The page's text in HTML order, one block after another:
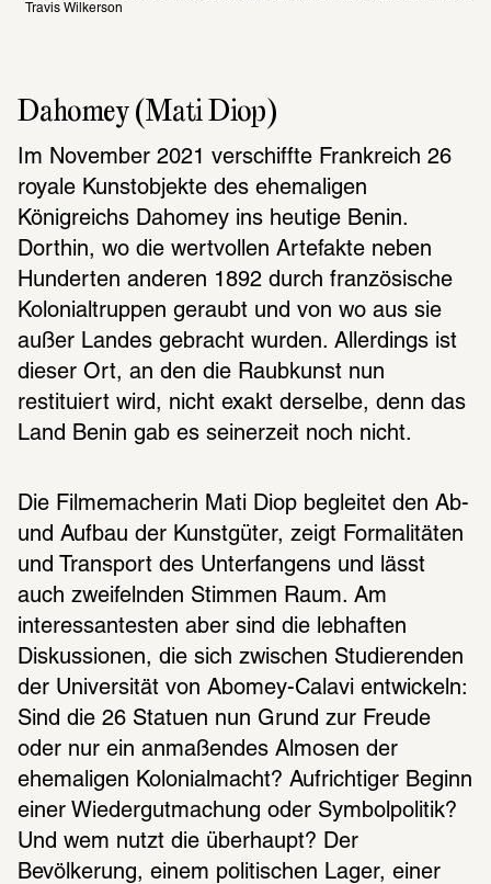
Travis Wilkerson
Dahomey (Mati Diop)
Im November 2021 verschiffte Frankreich 26
royale Kunstobjekte des ehemaligen
Königreichs Dahomey ins heutige Benin.
Dorthin, wo die wertvollen Artefakte neben
Hunderten anderen 1892 durch französische
Kolonialtruppen geraubt und von wo aus sie
außer Landes gebracht wurden. Allerdings ist
dieser Ort, an den die Raubkunst nun
restituiert wird, nicht exakt derselbe, denn das
Land Benin gab es seinerzeit noch nicht.
Die Filmemacherin Mati Diop begleitet den Ab-
und Aufbau der Kunstgüter, zeigt Formalitäten
und Transport des Unterfangens und lässt
auch zweifelnden Stimmen Raum. Am
interessantesten aber sind die lebhaften
Diskussionen, die sich zwischen Studierenden
der Universität von Abomey-Calavi entwickeln:
Sind die 26 Statuen nun Grund zur Freude
oder nur ein anmaßendes Almosen der
ehemaligen Kolonialmacht? Aufrichtiger Beginn
einer Wiedergutmachung oder Symbolpolitik?
Und wem nutzt die überhaupt? Der
Bevölkerung, einem politischen Lager, einer